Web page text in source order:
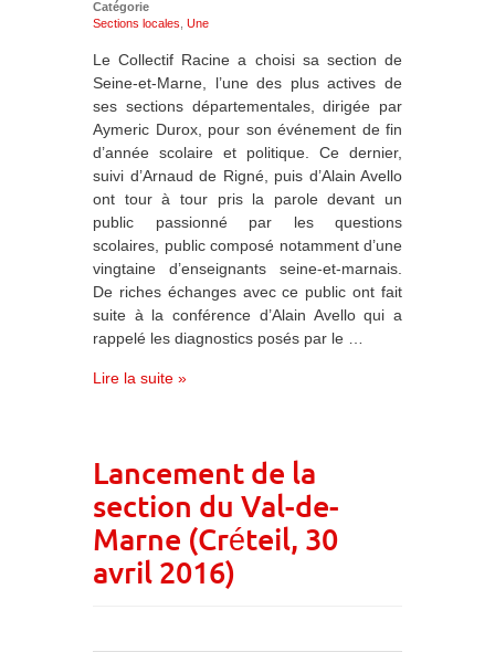
Catégorie
Sections locales Une
Le Collectif Racine a choisi sa section de
Seine-et-Marne, l’une des plus actives de
ses sections départementales, dirigée par
Aymeric Durox, pour son événement de fin
d’année scolaire et politique. Ce dernier,
suivi d’Arnaud de Rigné, puis d’Alain Avello
ont tour à tour pris la parole devant un
public passionné par les questions
scolaires, public composé notamment d’une
vingtaine d’enseignants seine-et-marnais.
De riches échanges avec ce public ont fait
suite à la conférence d’Alain Avello qui a
rappelé les diagnostics posés par le …
Lire la suite »
Lancement de la
section du Val-de-
Marne (Créteil, 30
avril 2016)